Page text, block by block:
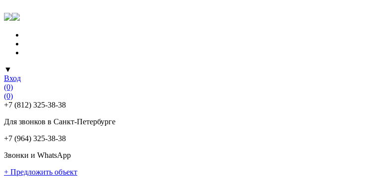
▼
Вход
(0)
(0)
+7 (812) 325-38-38
Для звонков в Санкт-Петербурге
+7 (964) 325-38-38
Звонки и WhatsApp
+ Предложить объект